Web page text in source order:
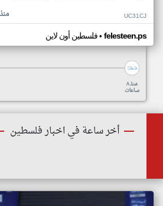
منذ ٨ UC31CJ
فلسطين أون لاين• felesteen.ps
منذ ٨
ساعات
أخر ساعة في اخبار فلسطين